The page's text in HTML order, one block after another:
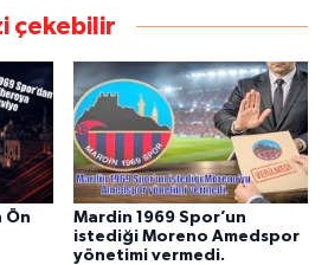
çekebilir
Ön
Mardin 1969 Spor’un
istediği Moreno Amedspor
yönetimi vermedi.